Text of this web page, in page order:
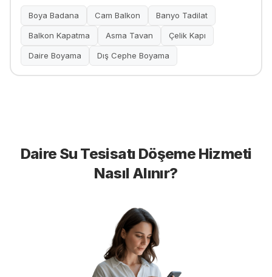
Boya Badana Cam Balkon Banyo Tadilat
Balkon Kapatma Asma Tavan Çelik Kapı
Daire Boyama Dış Cephe Boyama
Daire Su Tesisatı Döşeme Hizmeti
Nasıl Alınır?